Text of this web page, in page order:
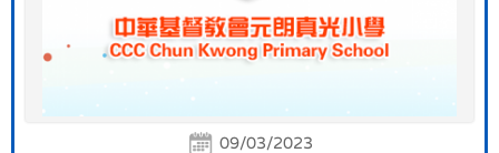
09/03/2023